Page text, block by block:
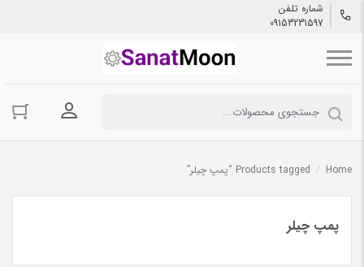
شماره تلفن
09153231597
ورود به
Home
/ Products tagged “پمپ چیلر”
پمپ چیلر